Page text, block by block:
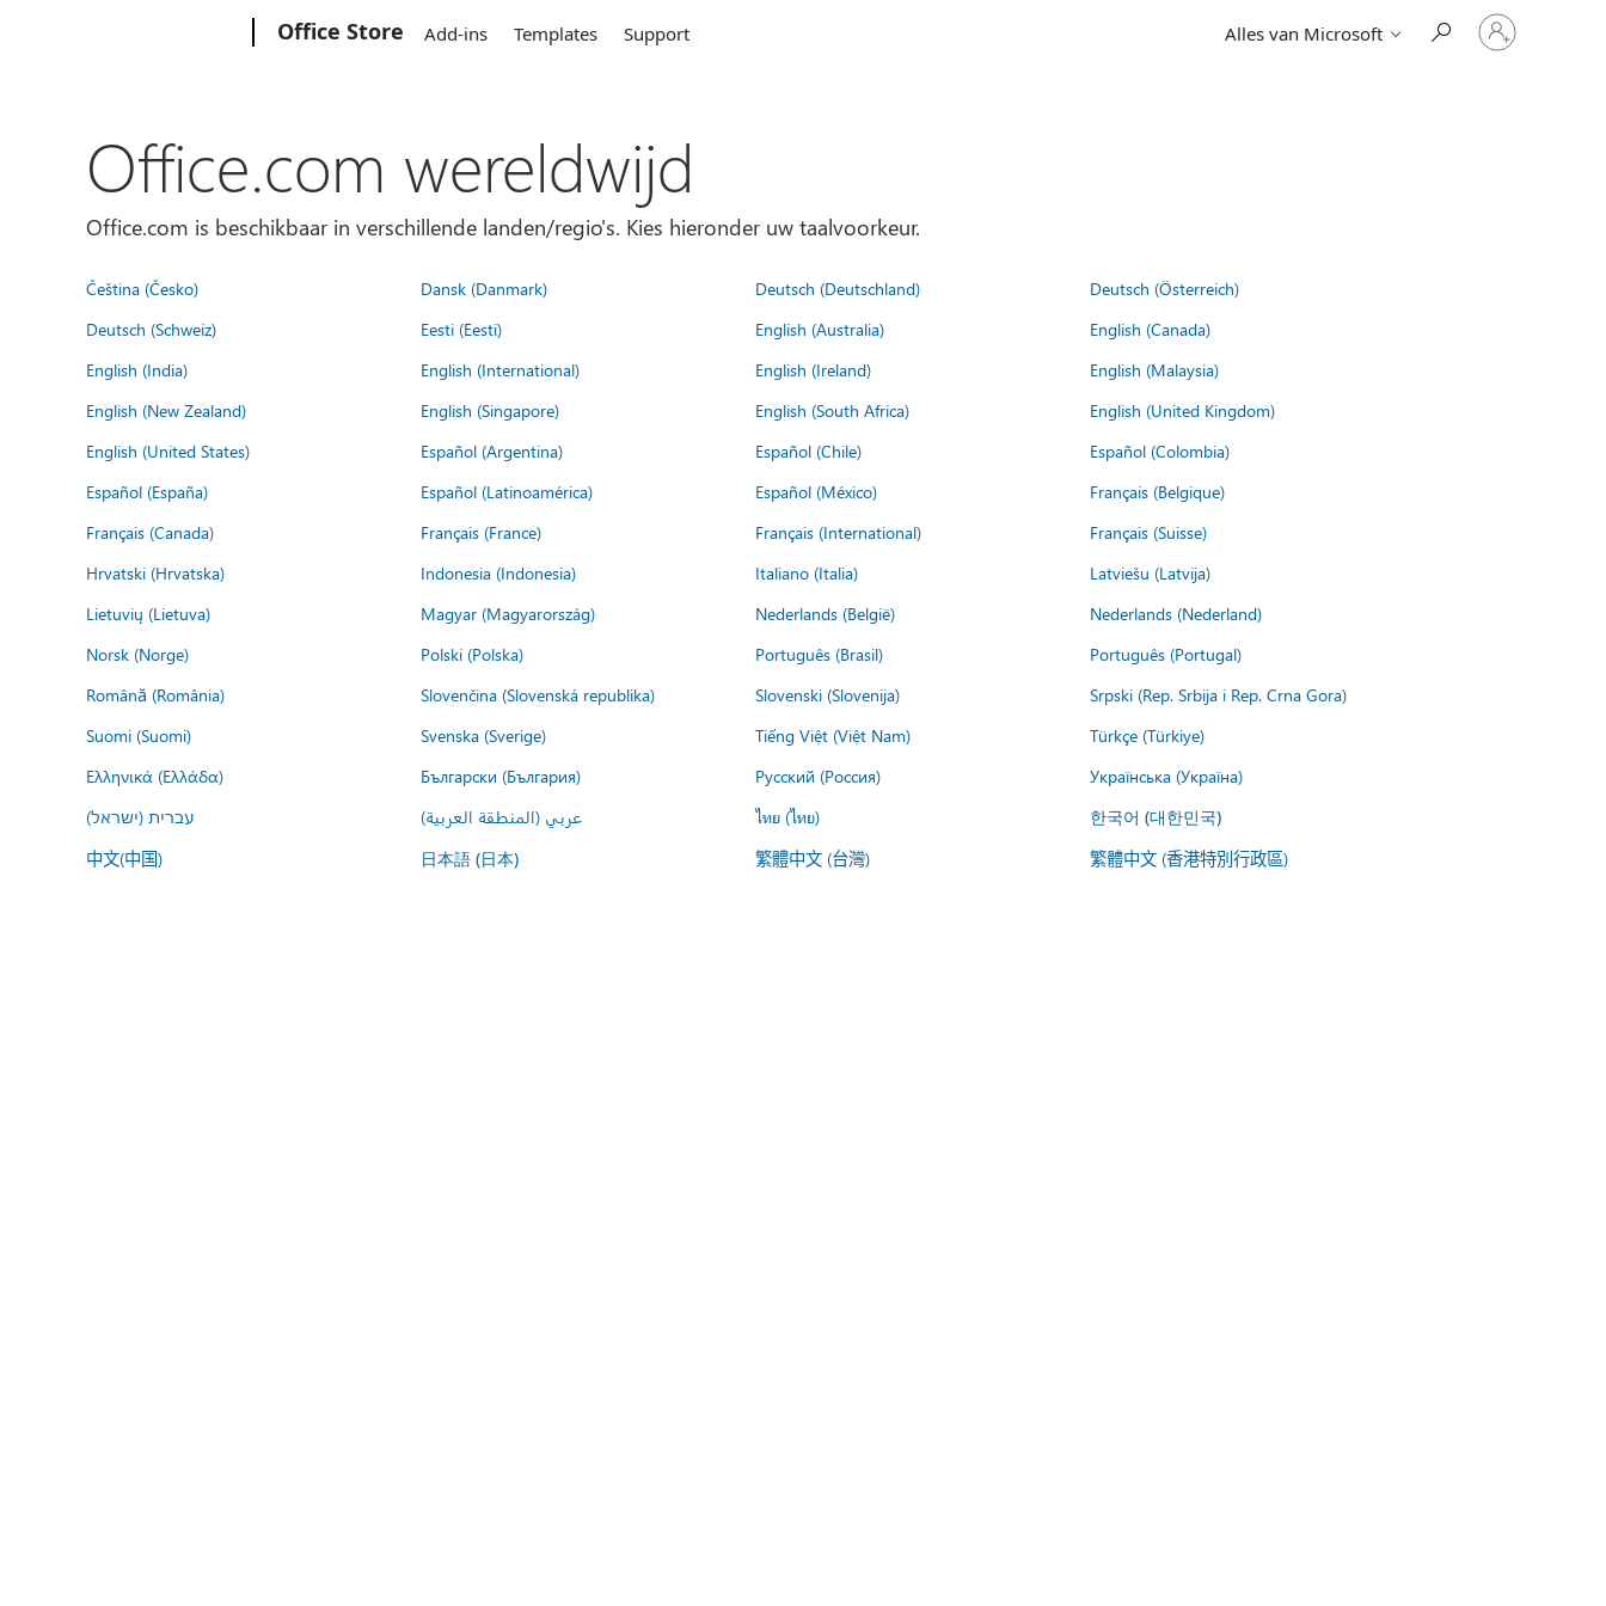
Office Store Add-ins Templates Support Alles van Microsoft
Meld
je
aan
Office.com wereldwijd
Office.com is beschikbaar in verschillende landen/regio's. Kies hieronder uw taalvoorkeur.
Čeština (Česko) Dansk (Danmark) Deutsch (Deutschland)
Deutsch (Österreich)
Deutsch (Schweiz)
Eesti (Eesti) English (Australia)
English (Canada)
English (India)
English (International) English (Ireland)
English (Malaysia)
English (New Zealand)
English (Singapore) English (South Africa)
English (United Kingdom)
English (United States)
Español (Argentina) Español (Chile)
Español (Colombia)
Español (España)
Español (Latinoamérica) Español (México)
Français (Belgique)
Français (Canada)
Français (France) Français (International)
Français (Suisse)
Hrvatski (Hrvatska)
Indonesia (Indonesia) Italiano (Italia)
Latviešu (Latvija)
Lietuvių (Lietuva)
Magyar (Magyarország) Nederlands (België)
Nederlands (Nederland)
Norsk (Norge)
Polski (Polska) Português (Brasil)
Português (Portugal)
Română (România)
Slovenčina (Slovenská republika) Slovenski (Slovenija)
Srpski (Rep. Srbija i Rep. Crna Gora)
Suomi (Suomi)
Svenska (Sverige) Tiếng Việt (Việt Nam)
Türkçe (Türkiye)
Ελληνικά (Ελλάδα)
Български (България) Русский (Россия)
Українська (Україна)
עברית (ישראל)
عربي (المنطقة العربية) ไทย (ไทย) 한국어 (대한민국)
中文(中国) 日本語 (日本) 繁體中文 (台灣) 繁體中文 (香港特別行政區)